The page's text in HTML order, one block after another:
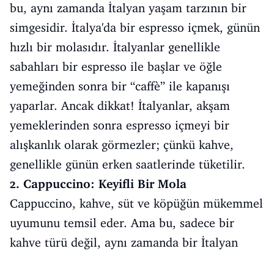
bu, aynı zamanda İtalyan yaşam tarzının bir
simgesidir. İtalya'da bir espresso içmek, günün
hızlı bir molasıdır. İtalyanlar genellikle
sabahları bir espresso ile başlar ve öğle
yemeğinden sonra bir “caffè” ile kapanışı
yaparlar. Ancak dikkat! İtalyanlar, akşam
yemeklerinden sonra espresso içmeyi bir
alışkanlık olarak görmezler; çünkü kahve,
genellikle günün erken saatlerinde tüketilir.
2. Cappuccino: Keyifli Bir Mola
Cappuccino, kahve, süt ve köpüğün mükemmel
uyumunu temsil eder. Ama bu, sadece bir
kahve türü değil, aynı zamanda bir İtalyan